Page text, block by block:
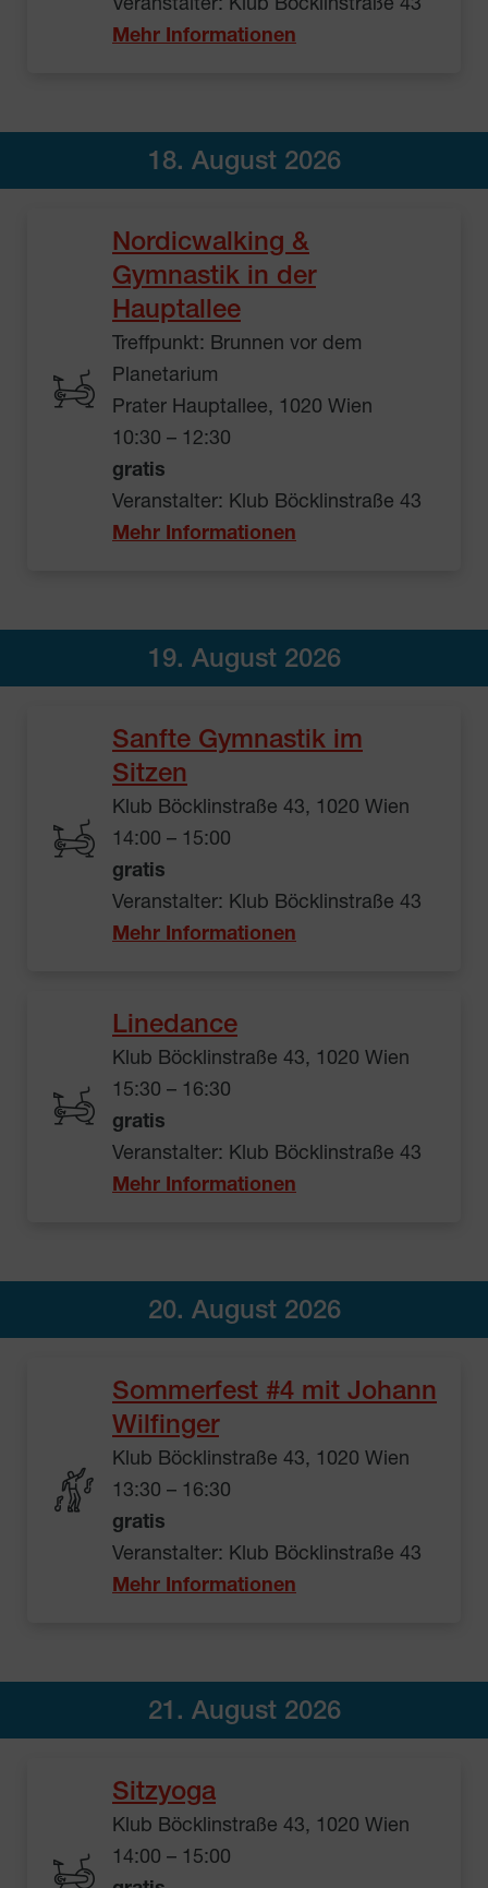
Veranstalter: Klub Böcklinstraße 43
Mehr Informationen
18. August 2026
Nordicwalking &
Gymnastik in der
Hauptallee
Treffpunkt: Brunnen vor dem
Planetarium
Prater Hauptallee, 1020 Wien
10:30 – 12:30
gratis
Veranstalter: Klub Böcklinstraße 43
Mehr Informationen
19. August 2026
Sanfte Gymnastik im
Sitzen
Klub Böcklinstraße 43, 1020 Wien
14:00 – 15:00
gratis
Veranstalter: Klub Böcklinstraße 43
Mehr Informationen
Linedance
Klub Böcklinstraße 43, 1020 Wien
15:30 – 16:30
gratis
Veranstalter: Klub Böcklinstraße 43
Mehr Informationen
20. August 2026
Sommerfest #4 mit Johann
Wilfinger
Klub Böcklinstraße 43, 1020 Wien
13:30 – 16:30
gratis
Veranstalter: Klub Böcklinstraße 43
Mehr Informationen
21. August 2026
Sitzyoga
Klub Böcklinstraße 43, 1020 Wien
14:00 – 15:00